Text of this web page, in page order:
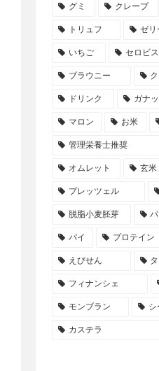
グミ クレープ
トリュフ ゼリ
いちご セロビス
ブラウニー
ドリンク ガナ
マロン お米
管理栄養士推奨
オムレット 玄米
プレッツェル
脱脂小麦胚芽
パイ プロテイン
えびせん
フィナンシェ
モンブラン シ
カステラ